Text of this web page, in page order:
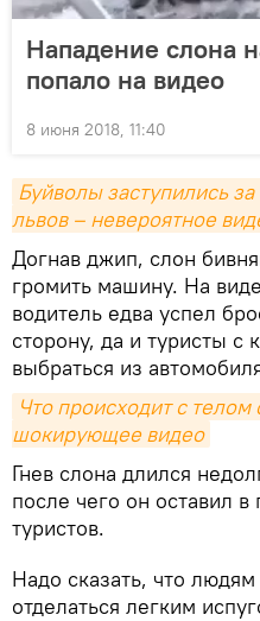
Нападение слона
попало на видео
8 июня 2018, 11:40
Буйволы заступились
львов – невероятное
Догнав джип, слон
громить машину. На
водитель едва успел
сторону, да и туристы с
выбраться из
Что происходит с
шокирующее видео
Гнев слона длился
после чего он оставил
туристов.
Надо сказать, что
отделаться легким